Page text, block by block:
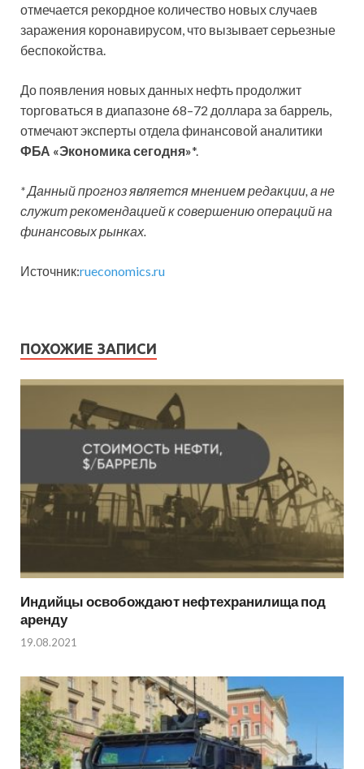
отмечается рекордное количество новых случаев
заражения коронавирусом, что вызывает серьезные
беспокойства.
До появления новых данных нефть продолжит
торговаться в диапазоне 68–72 доллара за баррель,
отмечают эксперты отдела финансовой аналитики
ФБА «Экономика сегодня»*.
* Данный прогноз является мнением редакции, а не
служит рекомендацией к совершению операций на
финансовых рынках.
Источник:rueconomics.ru
ПОХОЖИЕ ЗАПИСИ
Индийцы освобождают нефтехранилища под
аренду
19.08.2021